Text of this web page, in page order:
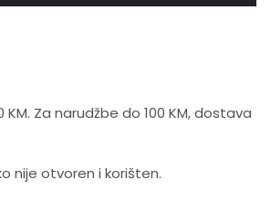
Za narudžbe do 100 KM, dostava
nije otvoren i korišten.